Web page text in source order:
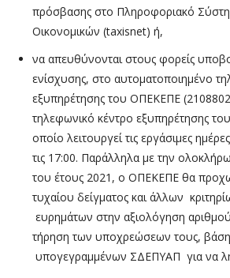
πρόσβασης στο Πληροφοριακό
Οικονομικών (taxisnet) ή,
να απευθύνονται στους φορείς
ενίσχυσης, στο αυτοματοποιημένο
εξυπηρέτησης του ΟΠΕΚΕΠΕ
τηλεφωνικό κέντρο εξυπηρέτησης
οποίο λειτουργεί τις εργάσιμες
τις 17:00. Παράλληλα με την
του έτους 2021, ο ΟΠΕΚΕΠΕ θα
τυχαίου δείγματος και άλλων
ευρημάτων στην αξιολόγηση
τήρηση των υποχρεώσεων τους,
υπογεγραμμένων ΣΔΕΠΥΑΠ για να